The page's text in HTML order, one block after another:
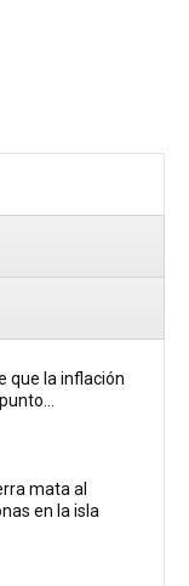
que la inflación
mata al
en la isla